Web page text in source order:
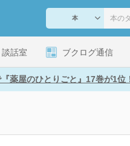
談話室 ブクログ通信
薬屋のひとりごと』17巻が1位